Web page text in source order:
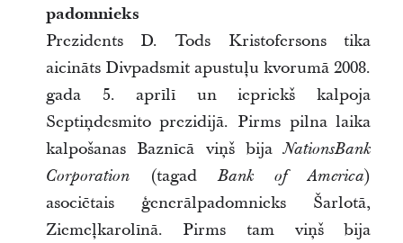
padomnieks
Prezidents D. Tods Kristofersons tika
aicināts Divpadsmit apustuļu kvorumā 2008.
gada 5. aprīlī un iepriekš kalpoja
Septiņdesmito prezidijā. Pirms pilna laika
kalpošanas Baznīcā viņš bijaNationsBank
Corporation(tagadBank of America)
asociētais ģenerālpadomnieks Šarlotā,
Ziemeļkarolīnā. Pirms tam viņš bija